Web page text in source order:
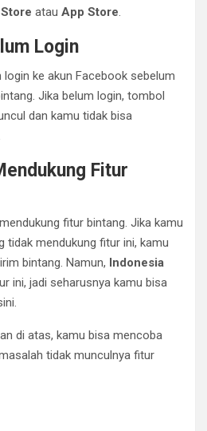
atau App Store.
Login
ke akun Facebook sebelum
Jika belum login, tombol
dan kamu tidak bisa
Fitur
fitur bintang. Jika kamu
tidak mendukung fitur ini, kamu
bintang. Namun, Indonesia
ini, jadi seharusnya kamu bisa
di atas, kamu bisa mencoba
tidak munculnya fitur